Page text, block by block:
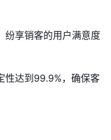
纷享销客的用户满意度
性达到99.9%，确保客